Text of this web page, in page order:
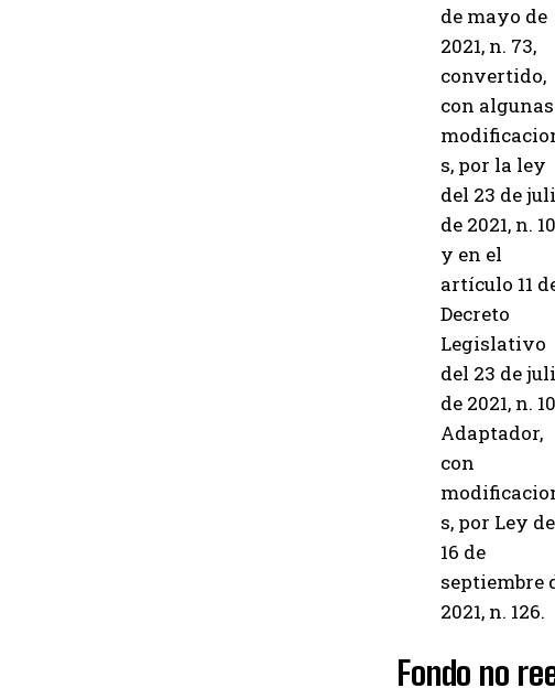
de mayo de
2021, n. 73,
convertido,
con algunas
s, por la ley
del 23 de
de 2021, n.
y en el
artículo 11
Decreto
Legislativo
del 23 de
de 2021, n.
Adaptador,
con
s, por Ley
16 de
septiembre
2021, n. 126.
Fondo no